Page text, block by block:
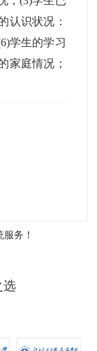
认识状况：
学生的学习
家庭情况；
服务！
选